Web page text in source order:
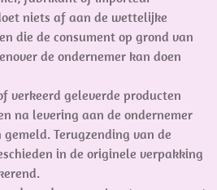
niets af aan de wettelijke
die de consument op grond van
de ondernemer kan doen
verkeerd geleverde producten
na levering aan de ondernemer
Terugzending van de
in de originele verpakking